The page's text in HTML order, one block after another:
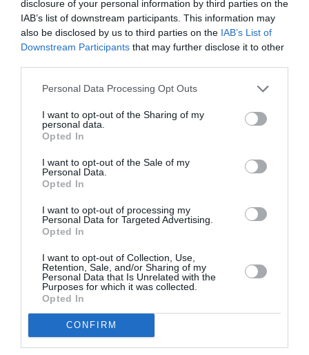
disclosure of your personal information by third parties on the
IAB’s list of downstream participants. This information may
also be disclosed by us to third parties on the IAB’s List of
Downstream Participants that may further disclose it to other
Personal Data Processing Opt Outs
I want to opt-out of the Sharing of my
personal data.
Opted In
I want to opt-out of the Sale of my
Personal Data.
Opted In
I want to opt-out of processing my
Personal Data for Targeted Advertising.
Opted In
I want to opt-out of Collection, Use,
Retention, Sale, and/or Sharing of my
Personal Data that Is Unrelated with the
Purposes for which it was collected.
Opted In
CONFIRM
timbro di “copia conforme”, con la dovuta
sottoscrizione del dirigente che ha provveduto
alla attestazione di conformità. La
condivide, ha peraltro chiarito che la firma "per
copia conforme " “fa fede, fino a querela di falso,
dell’esistenza di un originale firmato” (Cons.
Stato, sez. IV, 17 gennaio 1989, n. 5), il che
comporta la infondatezza della proposta
Con la seconda censura il ricorrente contesta
merito egli sarebbe in possesso di tutti i requisiti
previsti dalla normativa speciale applicata nel
caso di specie.
Il motivo è infondato.
Nel caso in esame si verte in ipotesi di